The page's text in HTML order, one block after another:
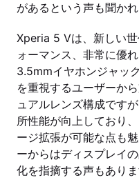
があるという声も聞か
Xperia 5 Vは、新しい
ォーマンス、非常に優
3.5mmイヤホンジャッ
を重視するユーザーか
ュアルレンズ構成です
所性能が向上しており
ージ拡張が可能な点も
ーからはディスプレイ
化を指摘する声もあり